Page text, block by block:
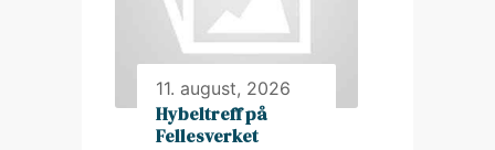
11. august, 2026
Hybeltreff på
Fellesverket